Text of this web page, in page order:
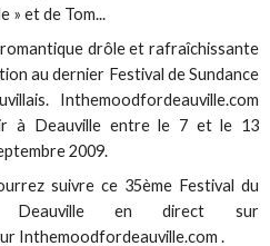
» et de Tom...
drôle et rafraîchissante
au dernier Festival de Sundance
Inthemoodfordeauville.com
à Deauville entre le 7 et le 13
2009.
suivre ce 35ème Festival du
Deauville en direct sur
Inthemoodfordeauville.com .